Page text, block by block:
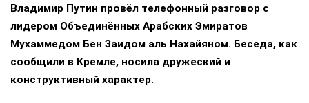
Владимир Путин провёл телефонный разговор с
лидером Объединённых Арабских Эмиратов
Мухаммедом Бен Заидом аль Нахайяном. Беседа, как
сообщили в Кремле, носила дружеский и
конструктивный характер.